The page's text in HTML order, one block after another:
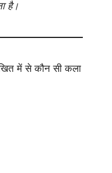
है।
में से कौन सी कला